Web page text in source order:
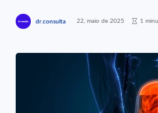
dr.consulta 22, maio de 2025 1